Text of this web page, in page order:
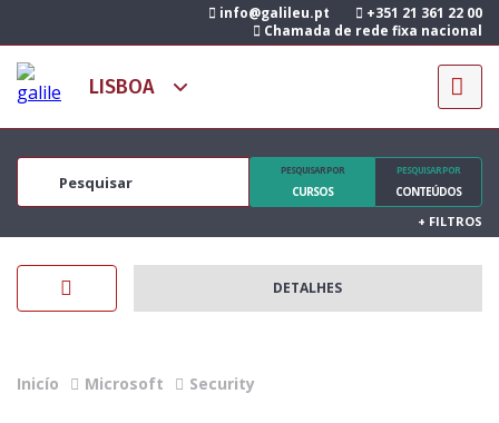
info@galileu.pt
+351 21 361 22 00
Chamada de rede fixa nacional
PESQUISAR POR
CURSOS
PESQUISAR POR
CONTEÚDOS
+ FILTROS
DETALHES
Inicío Microsoft Security